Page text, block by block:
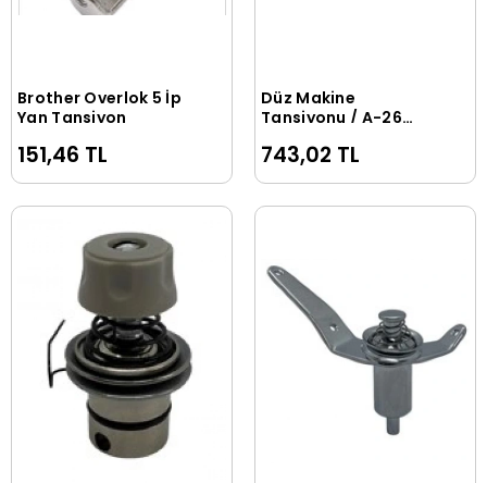
Sepete Ekle
Brother Overlok 5 İp
Yan Tansiyon
151,46 TL
Sepete Ekle
Düz Makine
Tansiyonu / A-26
743,02 TL